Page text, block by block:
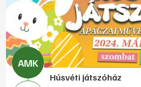
Húsvéti játszóház